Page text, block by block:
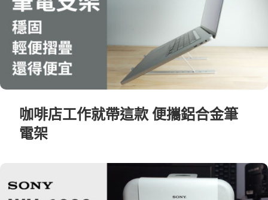
咖啡店工作就帶這款 便攜鋁合金筆
電架